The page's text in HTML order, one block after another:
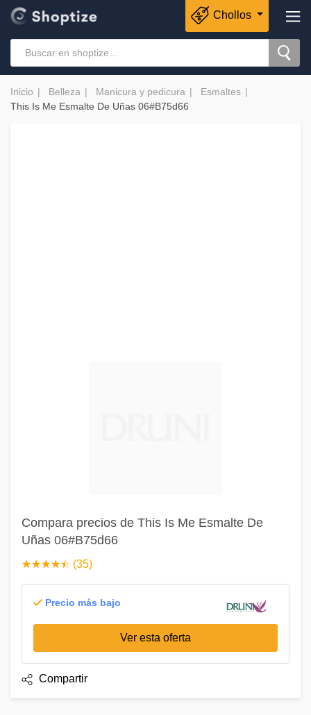
Chollos
Inicio Belleza Manicura y pedicura
Esmaltes
This Is Me Esmalte De Uñas 06#B75d66
Compara precios de This Is Me Esmalte De
Uñas 06#B75d66
☆☆☆☆☆
★★★★★ (35)
Precio más bajo
Ver esta oferta
Compartir